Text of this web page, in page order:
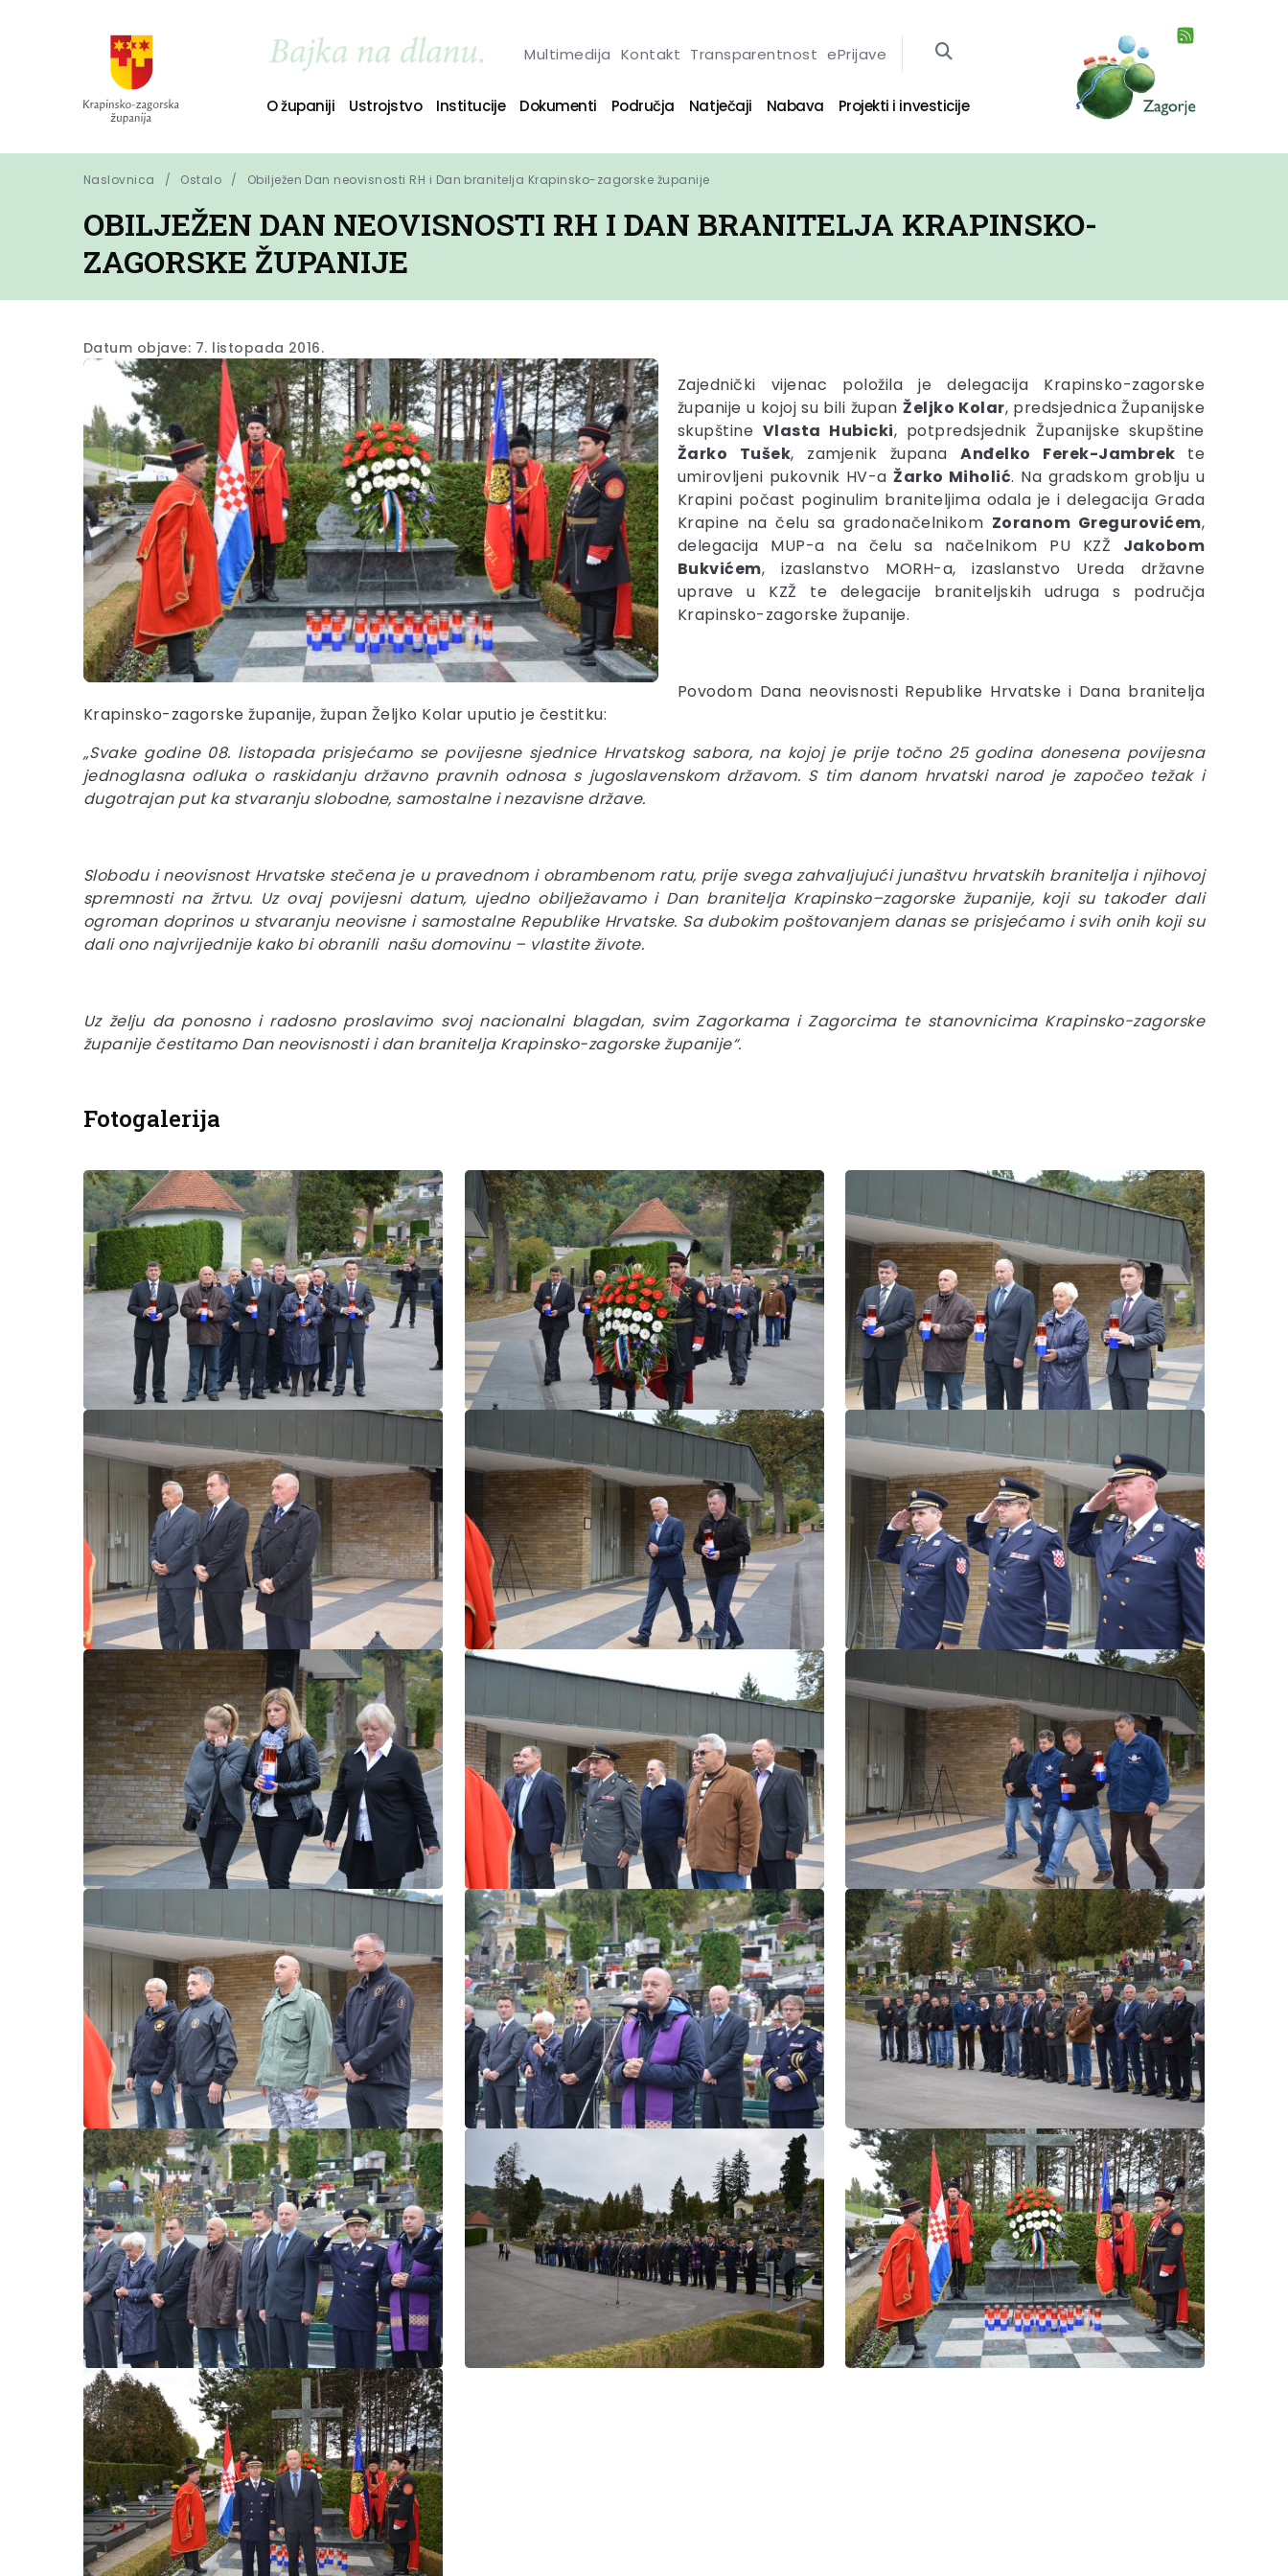
Multimedija Kontakt Transparentnost ePrijave
O županiji Ustrojstvo Institucije Dokumenti Područja Natječaji Nabava Projekti i investicije
Naslovnica Ostalo Obilježen Dan neovisnosti RH i Dan branitelja Krapinsko-zagorske županije
OBILJEŽEN DAN NEOVISNOSTI RH I DAN BRANITELJA KRAPINSKO-
ZAGORSKE ŽUPANIJE
Datum objave: 7. listopada 2016.
Zajednički vijenac položila je delegacija Krapinsko-zagorske
županije u kojoj su bili županŽeljko Kolar, predsjednica Županijske
skupštine Vlasta Hubicki, potpredsjednik Županijske skupštine
Žarko Tušek, zamjenik županaAnđelko Ferek-Jambrek te
umirovljeni pukovnik HV-aŽarko Miholić. Na gradskom groblju u
Krapini počast poginulim braniteljima odala je i delegacija Grada
Krapine na čelu sa gradonačelnikom Zoranom Gregurovićem,
delegacija MUP-a na čelu sa načelnikom PU KZŽ Jakobom
Bukvićem, izaslanstvo MORH-a, izaslanstvo Ureda državne
uprave u KZŽ te delegacije braniteljskih udruga s područja
Krapinsko-zagorske županije.
Povodom Dana neovisnosti Republike Hrvatske i Dana branitelja
Krapinsko-zagorske županije, župan Željko Kolar uputio je čestitku:
„Svake godine 08. listopada prisjećamo se povijesne sjednice Hrvatskog sabora, na kojoj je prije točno 25 godina donesena povijesna
jednoglasna odluka o raskidanju državno pravnih odnosa s jugoslavenskom državom. S tim danom hrvatski narod je započeo težak i
dugotrajan put ka stvaranju slobodne, samostalne i nezavisne države.
Slobodu i neovisnost Hrvatske stečena je u pravednom i obrambenom ratu, prije svega zahvaljujući junaštvu hrvatskih branitelja i njihovoj
spremnosti na žrtvu. Uz ovaj povijesni datum, ujedno obilježavamo i Dan branitelja Krapinsko–zagorske županije, koji su također dali
ogroman doprinos u stvaranju neovisne i samostalne Republike Hrvatske. Sa dubokim poštovanjem danas se prisjećamo i svih onih koji su
dali ono najvrijednije kako bi obranili našu domovinu – vlastite živote.
Uz želju da ponosno i radosno proslavimo svoj nacionalni blagdan, svim Zagorkama i Zagorcima te stanovnicima Krapinsko-zagorske
županije čestitamo Dan neovisnosti i dan branitelja Krapinsko-zagorske županije“.
Fotogalerija